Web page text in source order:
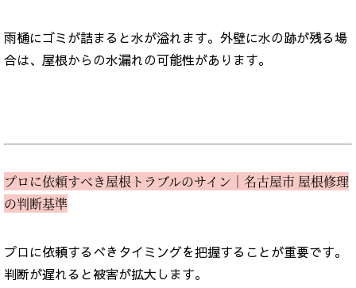
雨樋にゴミが詰まると水が溢れます。外壁に水の跡が残る場
合は、屋根からの水漏れの可能性があります。
プロに依頼すべき屋根トラブルのサイン｜名古屋市 屋根修理
の判断基準
プロに依頼するべきタイミングを把握することが重要です。
判断が遅れると被害が拡大します。